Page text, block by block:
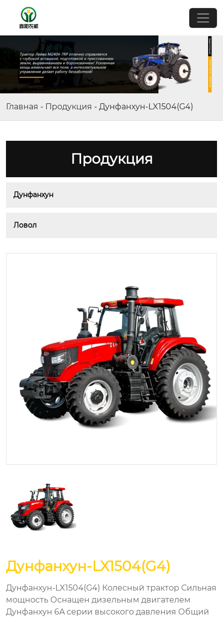
Главная - Продукция - Дунфанхун-LX1504(G4)
Продукция
Дунфанхун
Ловол
Дунфанхун-LX1504(G4)
Дунфанхун-LX1504(G4) Колесный трактор Сильная
мощность Оснащен дизельным двигателем
Дунфанхун 6A серии высокого давления Общий